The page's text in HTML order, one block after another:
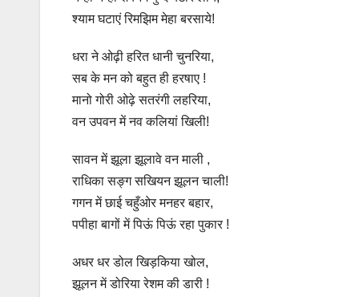
श्याम घटाएं रिमझिम मेहा बरसाये!
धरा ने ओढ़ी हरित धानी चुनरिया,
सब के मन को बहुत ही हरषाए !
मानो गोरी ओढ़े सतरंगी लहरिया,
वन उपवन में नव कलियां खिली!
सावन में झूला झूलावे वन माली ,
राधिका सङ्ग सखियन झूलन चाली!
गगन में छाई चहुँओर मनहर बहार,
पपीहा बागों में पिऊं पिऊं रहा पुकार !
अधर धर डोल खिड़किया खोल,
झूलन में डोरिया रेशम की डारी !